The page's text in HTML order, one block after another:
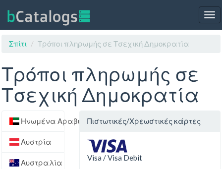
Σπίτι
Τρόποι πληρωμής σε Τσεχική Δημοκρατία
Τρόποι πληρωμής σε
Τσεχική Δημοκρατία
Ηνωμένα Αραβικά Εμιράτα
Αυστρία
Αυστραλία
Πιστωτικές/Χρεωστικές κάρτες
Visa / Visa Debit